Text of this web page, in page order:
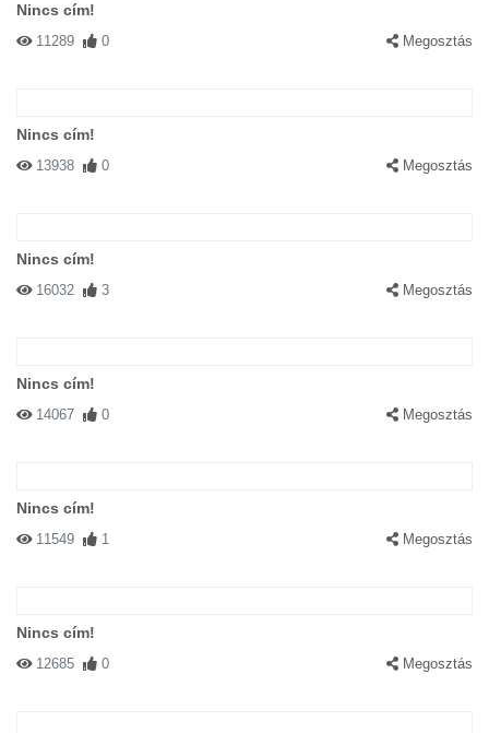
Nincs cím!
11289 0 Megosztás
Nincs cím!
13938 0 Megosztás
Nincs cím!
16032 3 Megosztás
Nincs cím!
14067 0 Megosztás
Nincs cím!
11549 1 Megosztás
Nincs cím!
12685 0 Megosztás